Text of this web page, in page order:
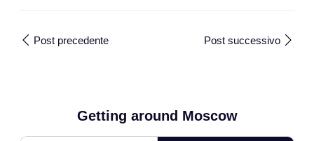
Post precedente Post successivo
Getting around Moscow